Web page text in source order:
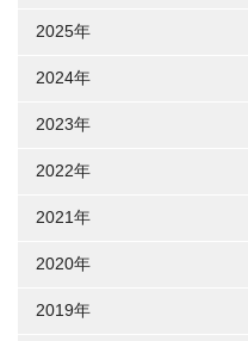
2025年
2024年
2023年
2022年
2021年
2020年
2019年